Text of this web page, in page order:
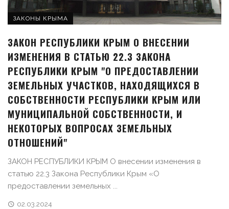
ЗАКОНЫ КРЫМА
ЗАКОН РЕСПУБЛИКИ КРЫМ О ВНЕСЕНИИ
ИЗМЕНЕНИЯ В СТАТЬЮ 22.3 ЗАКОНА
РЕСПУБЛИКИ КРЫМ "О ПРЕДОСТАВЛЕНИИ
ЗЕМЕЛЬНЫХ УЧАСТКОВ, НАХОДЯЩИХСЯ В
СОБСТВЕННОСТИ РЕСПУБЛИКИ КРЫМ ИЛИ
МУНИЦИПАЛЬНОЙ СОБСТВЕННОСТИ, И
НЕКОТОРЫХ ВОПРОСАХ ЗЕМЕЛЬНЫХ
ОТНОШЕНИЙ"
ЗАКОН РЕСПУБЛИКИ КРЫМ О внесении изменения в
статью 22.3 Закона Республики Крым «О
предоставлении земельных ...
02.03.2024